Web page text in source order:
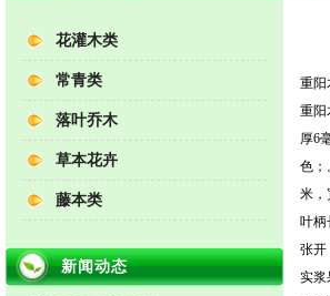
花灌木类
常青类
落叶乔木
草本花卉
藤本类
新闻动态
重阳
重阳
厚6
色；
米，
叶柄
张开
实浆